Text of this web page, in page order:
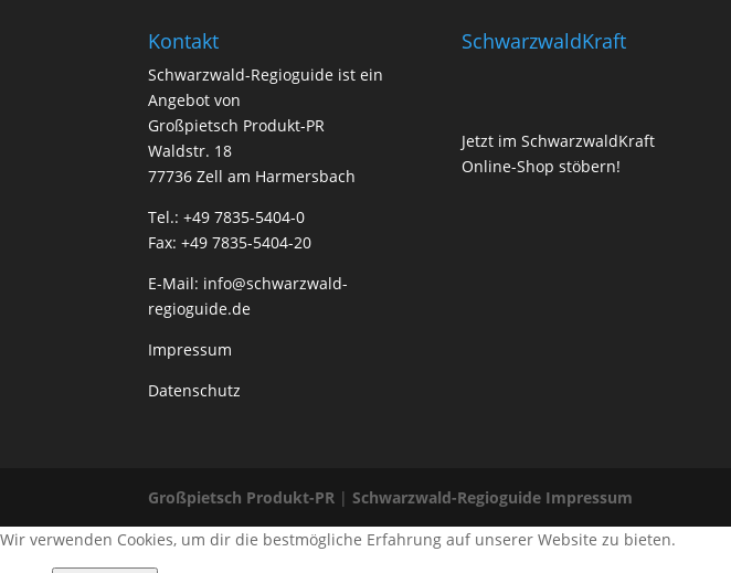
Kontakt
Schwarzwald-Regioguide ist ein
Angebot von
Großpietsch Produkt-PR
Waldstr. 18
77736 Zell am Harmersbach
Tel.: +49 7835-5404-0
Fax: +49 7835-5404-20
E-Mail: info@schwarzwald-
regioguide.de
Impressum
Datenschutz
SchwarzwaldKraft
Jetzt im SchwarzwaldKraft
Online-Shop stöbern!
Großpietsch Produkt-PR |Schwarzwald-Regioguide Impressum
Wir verwenden Cookies, um dir die bestmögliche Erfahrung auf unserer Website zu bieten.